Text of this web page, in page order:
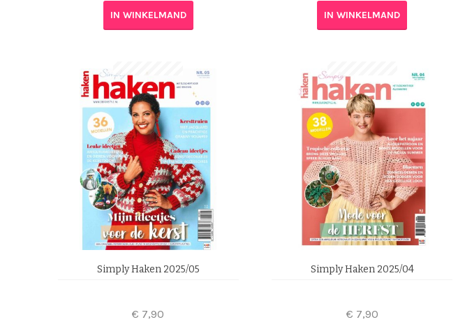
IN WINKELMAND IN WINKELMAND
Simply Haken 2025/05
€ 7,90
Simply Haken 2025/04
€ 7,90